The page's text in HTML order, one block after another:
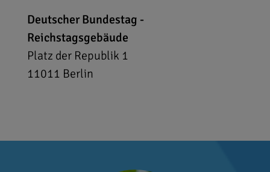
Deutscher Bundestag -
Reichstagsgebäude
Platz der Republik 1
11011 Berlin